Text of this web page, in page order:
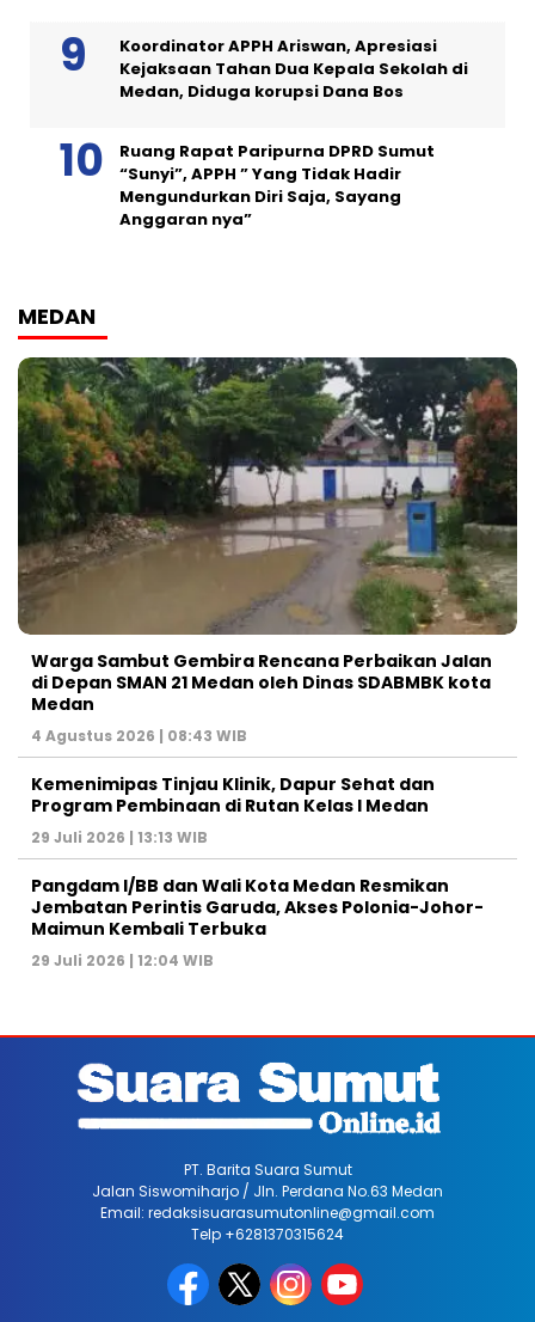
Koordinator APPH Ariswan, Apresiasi
Kejaksaan Tahan Dua Kepala Sekolah di
Medan, Diduga korupsi Dana Bos
Ruang Rapat Paripurna DPRD Sumut
“Sunyi”, APPH ” Yang Tidak Hadir
Mengundurkan Diri Saja, Sayang
Anggaran nya”
MEDAN
Warga Sambut Gembira Rencana Perbaikan Jalan
di Depan SMAN 21 Medan oleh Dinas SDABMBK kota
Medan
4 Agustus 2026 | 08:43 WIB
Kemenimipas Tinjau Klinik, Dapur Sehat dan
Program Pembinaan di Rutan Kelas I Medan
29 Juli 2026 | 13:13 WIB
Pangdam I/BB dan Wali Kota Medan Resmikan
Jembatan Perintis Garuda, Akses Polonia-Johor-
Maimun Kembali Terbuka
29 Juli 2026 | 12:04 WIB
PT. Barita Suara Sumut
Jalan Siswomiharjo / Jln. Perdana No.63 Medan
Email: redaksisuarasumutonline@gmail.com
Telp +6281370315624